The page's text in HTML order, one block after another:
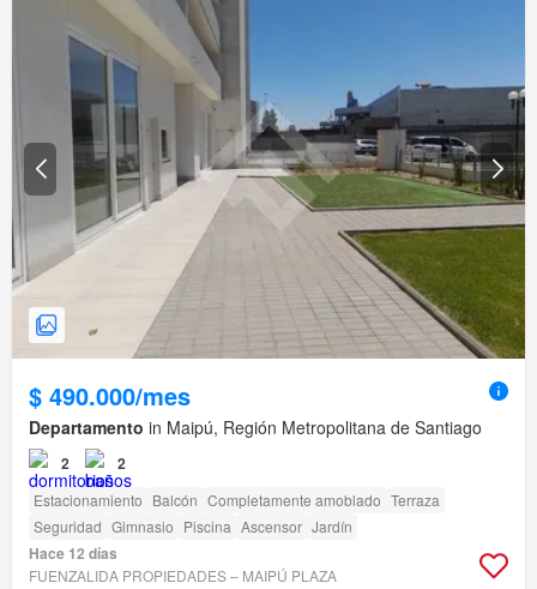
$ 490.000/mes
Departamento in Maipú, Región Metropolitana de Santiago
2 2
Estacionamiento Balcón Completamente amoblado Terraza
Seguridad Gimnasio Piscina Ascensor Jardín
Hace 12 días
FUENZALIDA PROPIEDADES – MAIPÚ PLAZA